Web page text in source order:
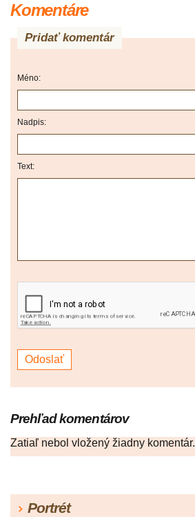
Komentáre
Pridať komentár
Méno:
Nadpis:
Text:
Prehľad komentárov
Zatiaľ nebol vložený žiadny komentár.
Portrét